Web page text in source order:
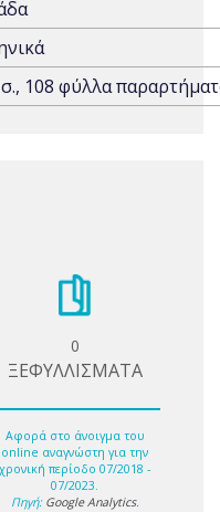
108 φύλλα
0
ΞΕΦΥΛΛΙΣΜΑΤΑ
Αφορά στο άνοιγμα του
online αναγνώστη για την
χρονική περίοδο 07/2018 -
07/2023.
Πηγή: Google Analytics.